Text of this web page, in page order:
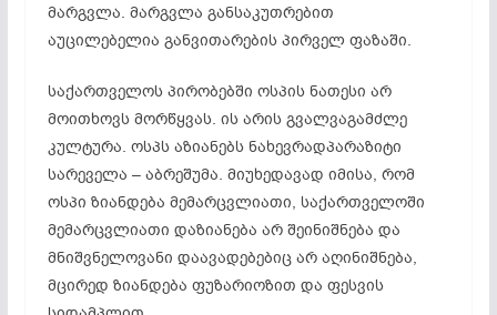
მარგვლა. მარგვლა განსაკუთრებით
აუცილებელია განვითარების პირველ ფაზაში.
საქართველოს პირობებში ოსპის ნათესი არ
მოითხოვს მორწყვას. ის არის გვალვაგამძლე
კულტურა. ოსპს აზიანებს ნახევრადპარაზიტი
სარეველა – აბრეშუმა. მიუხედავად იმისა, რომ
ოსპი ზიანდება მემარცვლიათი, საქართველოში
მემარცვლიათი დაზიანება არ შეინიშნება და
მნიშვნელოვანი დაავადებებიც არ აღინიშნება,
მცირედ ზიანდება ფუზარიოზით და ფესვის